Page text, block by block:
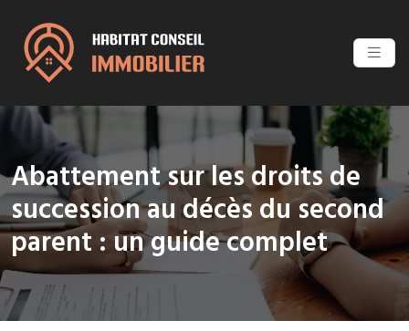
Abattement sur les droits de
succession au décès du second
parent : un guide complet